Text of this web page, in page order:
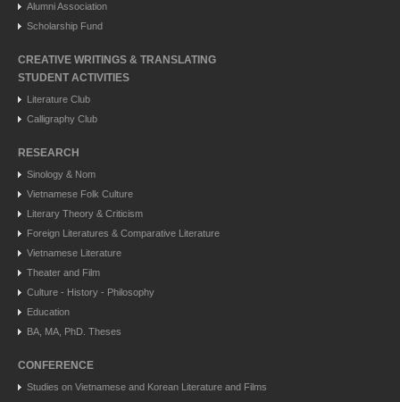
Alumni Association
Scholarship Fund
CREATIVE WRITINGS & TRANSLATING
STUDENT ACTIVITIES
Literature Club
Calligraphy Club
RESEARCH
Sinology & Nom
Vietnamese Folk Culture
Literary Theory & Criticism
Foreign Literatures & Comparative Literature
Vietnamese Literature
Theater and Film
Culture - History - Philosophy
Education
BA, MA, PhD. Theses
CONFERENCE
Studies on Vietnamese and Korean Literature and Films